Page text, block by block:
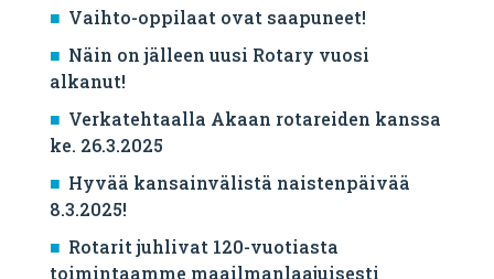
Vaihto-oppilaat ovat saapuneet!
Näin on jälleen uusi Rotary vuosi
alkanut!
Verkatehtaalla Akaan rotareiden kanssa
ke. 26.3.2025
Hyvää kansainvälistä naistenpäivää
8.3.2025!
Rotarit juhlivat 120-vuotiasta
toimintaamme maailmanlaajuisesti